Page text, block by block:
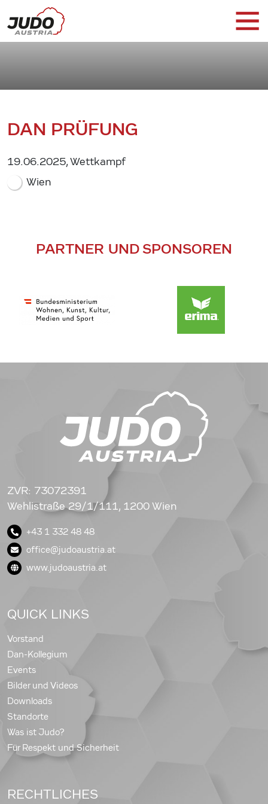
DAN PRÜFUNG
19.06.2025, Wettkampf
Wien
PARTNER UND SPONSOREN
ZVR: 73072391
Wehlistraße 29/1/111, 1200 Wien
+43 1 332 48 48
office@judoaustria.at
www.judoaustria.at
QUICK LINKS
Vorstand
Dan-Kollegium
Events
Bilder und Videos
Downloads
Standorte
Was ist Judo?
Für Respekt und Sicherheit
RECHTLICHES